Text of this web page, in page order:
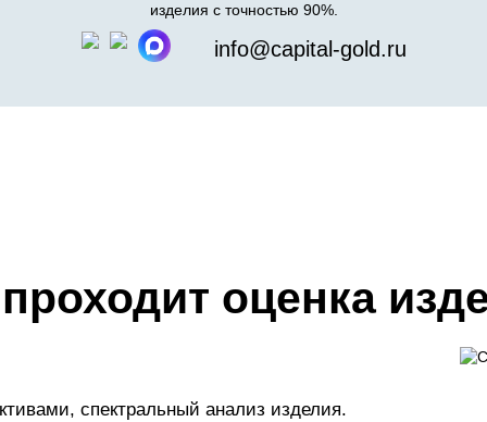
изделия с точностью 90%.
info@capital-gold.ru
оценка
спектральный анализ изделия.